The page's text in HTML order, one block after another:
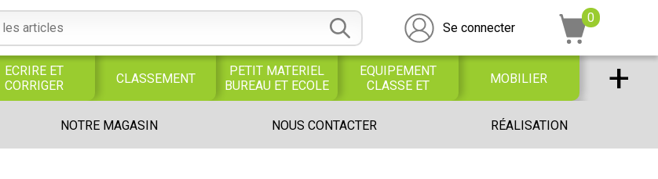
Se connecter
0
ECRIRE ET
CORRIGER
CLASSEMENT
PETIT MATERIEL
BUREAU ET ECOLE
EQUIPEMENT
CLASSE ET
BUREAU
MOBILIER
ALIMENTAIRES
MANUELS
PROFESSIONNEL
UNIVERS PETITE
ENFANCE
+
NOTRE MAGASIN NOUS CONTACTER RÉALISATION